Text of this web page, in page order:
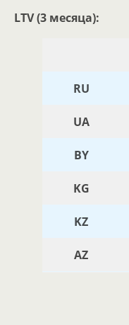
LTV (3 месяца):
RU
UA
BY
KG
KZ
AZ